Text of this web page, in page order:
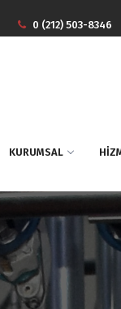
0 (212) 503-8346
KURUMSAL